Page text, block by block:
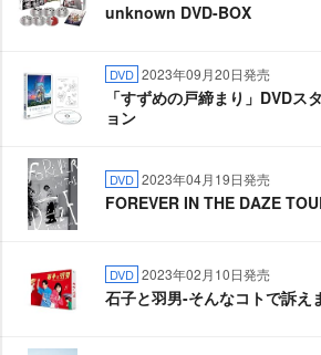
unknown DVD-BOX
DVD 2023年09月20日発売
「すずめの戸締まり」DVDス
ョン
DVD 2023年04月19日発売
FOREVER IN THE DAZE
DVD 2023年02月10日発売
石子と羽男-そんなコトで訴え